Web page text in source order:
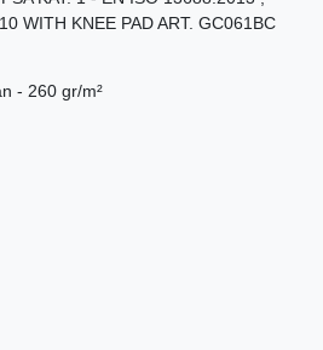
WITH KNEE PAD ART. GC061BC
- 260 gr/m²